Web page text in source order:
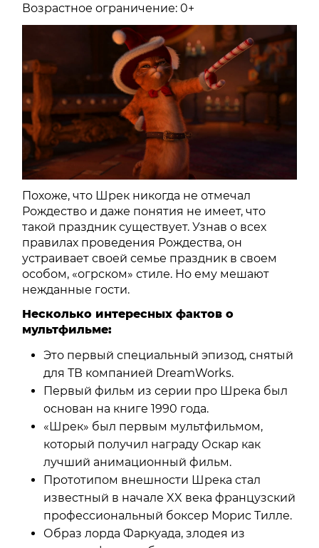
Возрастное ограничение: 0+
Похоже, что Шрек никогда не отмечал
Рождество и даже понятия не имеет, что
такой праздник существует. Узнав о всех
правилах проведения Рождества, он
устраивает своей семье праздник в своем
особом, «огрском» стиле. Но ему мешают
нежданные гости.
Несколько интересных фактов о
мультфильме:
Это первый специальный эпизод, снятый
для ТВ компанией DreamWorks.
Первый фильм из серии про Шрека был
основан на книге 1990 года.
«Шрек» был первым мультфильмом,
который получил награду Оскар как
лучший анимационный фильм.
Прототипом внешности Шрека стал
известный в начале XX века французский
профессиональный боксер Морис Тилле.
Образ лорда Фаркуада, злодея из